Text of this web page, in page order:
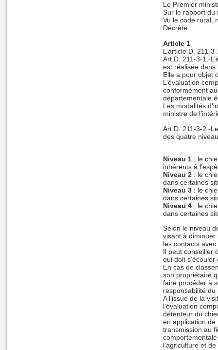
Le Premier
Sur le rapport du
Vu le code rural,
Décrète :
Article 1
L’article D. 211-
Art.D. 211-3-1.-
est réalisée dans
Elle a pour objet
L’évaluation
conformément
départementale
Les modalités
ministre de
Art.D. 211-3-2.-
des quatre
Niveau 1 : le
inhérents à
Niveau 2 : le
dans certaines
Niveau 3 : le
dans certaines
Niveau 4 : le
dans certaines
Selon le niveau
visant à
les contacts
Il peut conseiller
qui doit
En cas de
son propriétaire
faire procéder à
responsabilité du
A l’issue de la
l’évaluation
détenteur du
en application de
transmission au
l’agriculture et